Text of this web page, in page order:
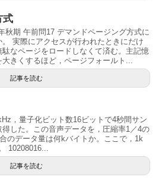
式
秋期 午前問17 デマンドページング方式に
実際にアクセスが行われたときにだけ
なページをロードしなくて済む。主記憶
きくするほど，ページフォールト...
記事を読む
，量子化ビット数16ビットで4秒間サン
した。この音声データを，圧縮率1／4の
のデータ量は何kバイトか。ここで，1k
10208016...
記事を読む